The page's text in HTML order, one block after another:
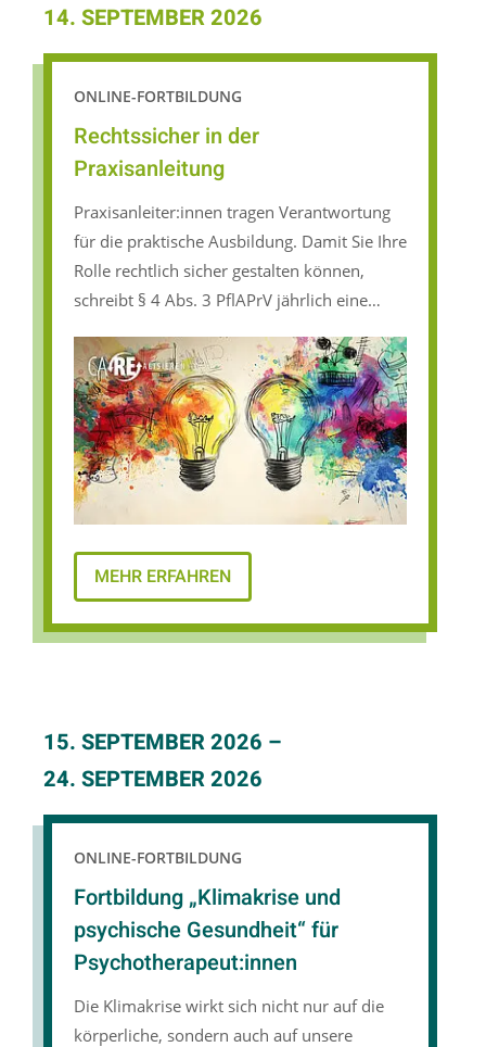
14. SEPTEMBER 2026
ONLINE-FORTBILDUNG
Rechtssicher in der
Praxisanleitung
Praxisanleiter:innen tragen Verantwortung
für die praktische Ausbildung. Damit Sie Ihre
Rolle rechtlich sicher gestalten können,
schreibt § 4 Abs. 3 PflAPrV jährlich eine
mindestens 24 Stunden vor. Diese
Fortbildung vermittelt, wie die Rolle als
Praxisanleiter:in rechtlich sicher ausgeführt
werden kann und bietet wertvolle Tipps zum
professionellen Umgang mit
Auszubildenden.
MEHR ERFAHREN
15. SEPTEMBER 2026 –
24. SEPTEMBER 2026
ONLINE-FORTBILDUNG
Fortbildung „Klimakrise und
psychische Gesundheit“ für
Psychotherapeut:innen
Die Klimakrise wirkt sich nicht nur auf die
körperliche, sondern auch auf unsere